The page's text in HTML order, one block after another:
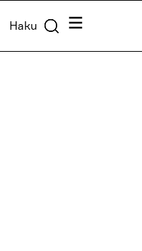
Haku Valikko